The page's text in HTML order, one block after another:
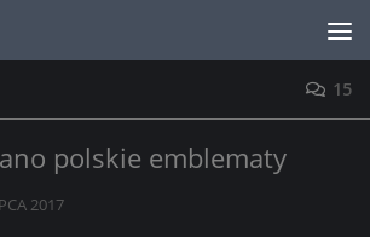
15
polskie emblematy
2017